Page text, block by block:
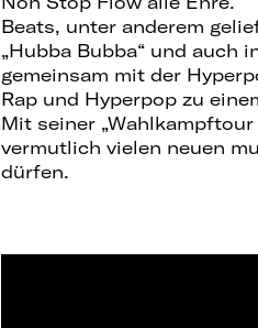
Beats, unter anderem
„Hubba Bubba“ und auch
gemeinsam mit der
Rap und Hyperpop zu
Mit seiner
vermutlich vielen neuen
dürfen.